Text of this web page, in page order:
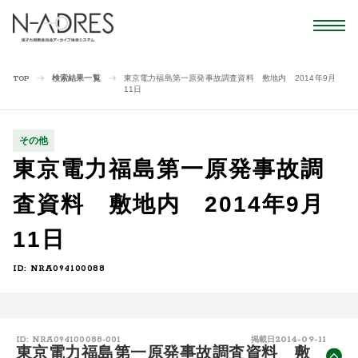
TOP 検索結果一覧
東京電力福島第一原発事故調査資料 敷地内 2014年9月
11日
その他
東京電力福島第一原発事故調
査資料 敷地内 2014年9月
11日
ID: NRA094100088
ID: NRA094100088-001 掲載日 2014-09-11
東京電力福島第一原発事故調査資料 敷